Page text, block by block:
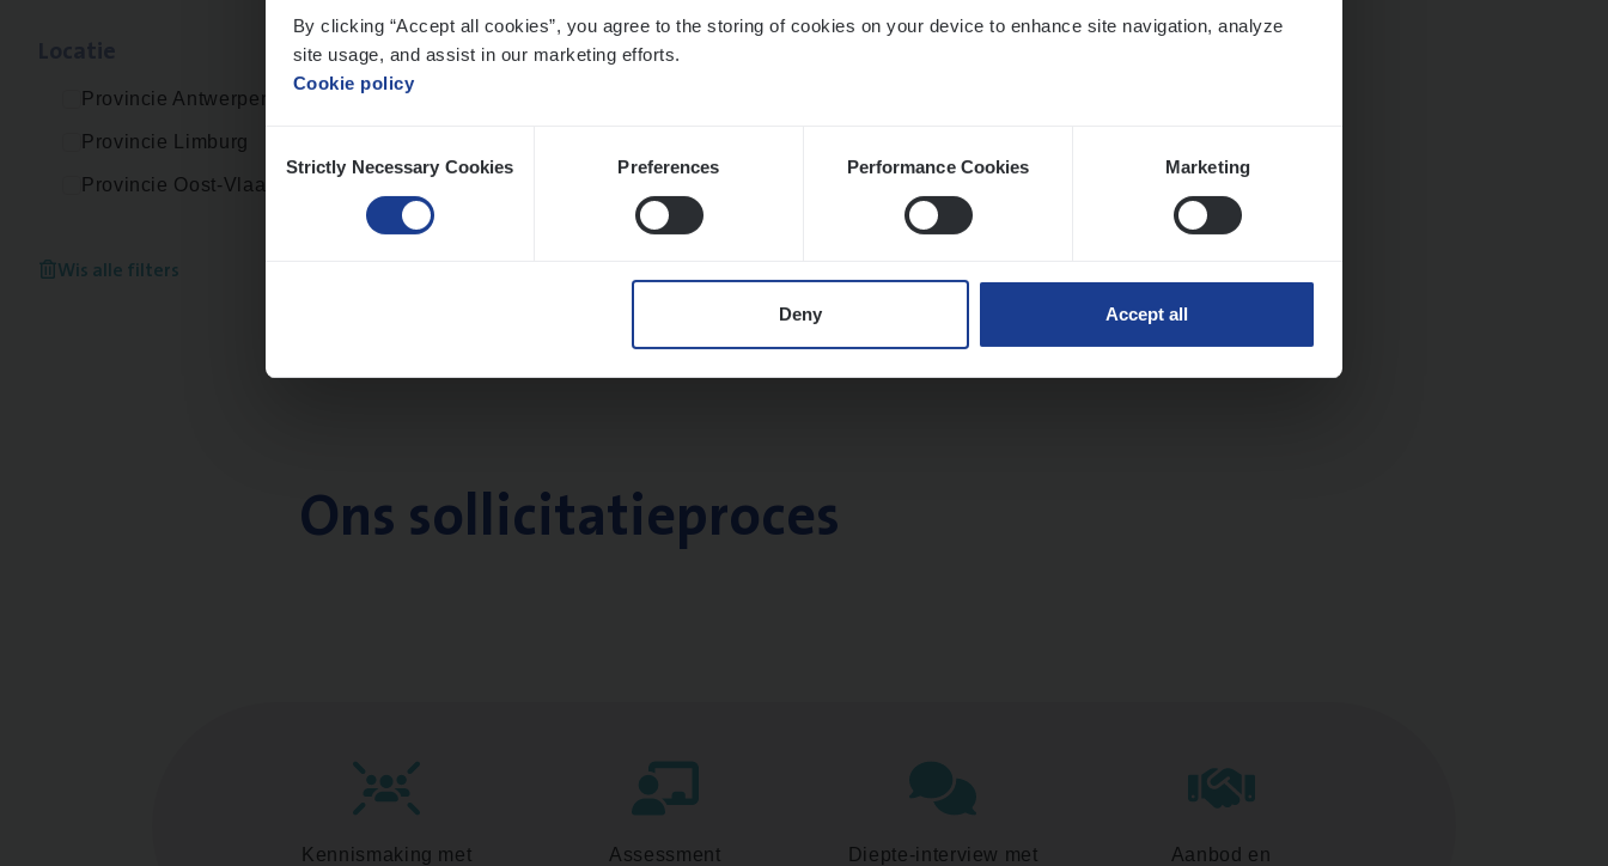
By clicking “Accept all cookies”, you agree to the storing of cookies on your device to enhance site navigation, analyze
site usage, and assist in our marketing efforts.
Cookie policy
Selection
Strictly Necessary Cookies Preferences Performance Cookies Marketing
Deny Accept all
Provincie Antwerpen
Provincie Limburg
Provincie Oost-Vlaanderen
Wis alle filters
Ons sollicitatieproces
Kennismaking met
Assessment
Diepte-interview met
Aanbod en